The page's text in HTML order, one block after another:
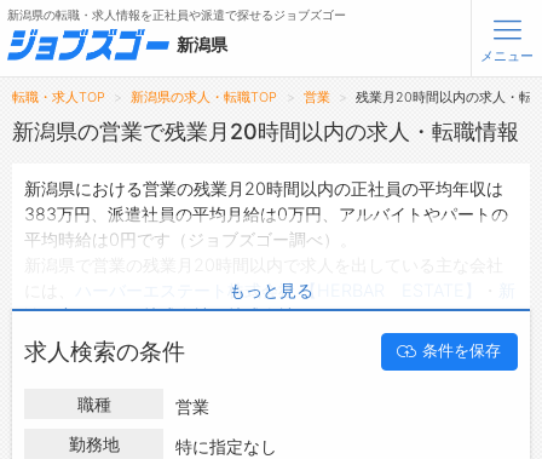
無料会員登録 ログイン
メニュー
トップ
転職支援サービスについて
転職ノウハウ(応募書類の書き方・面接対策など)
新潟県の転職・求人情報を正社員や派遣で探せるジョブズゴー
新潟県
メニュー
転職・求人TOP 新潟県の求人・転職TOP 営業 残業月20時間以内の求人・転
新潟県の営業で残業月20時間以内の求人・転職情報
新潟県における営業の残業月20時間以内の正社員の平均年収は
383万円、派遣社員の平均月給は0万円、アルバイトやパートの
平均時給は0円です（ジョブズゴー調べ）。
ハーバーエステート株式会社 【HERBAR ESTATE】
潟日産モーター株式会社・株式会社 はあとふるあたごなどがあ
り、ご希望の条件に合った求人を探すことできます。
新潟県の地域密着型の求人サイトであるジョブズゴーでは新潟県
の求人情報を677件取り扱っており、そのうち
641件、派遣社員の求人は0件、
です。
もっと見る
求人検索の条件 条件を保存
職種
営業
勤務地
特に指定なし